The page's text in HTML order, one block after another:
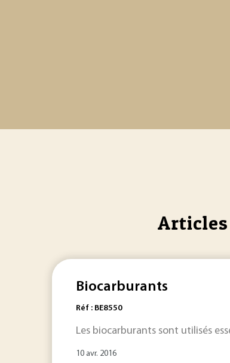
Articles
Biocarburants
Réf : BE8550
Les biocarburants sont utilisés
10 avr. 2016